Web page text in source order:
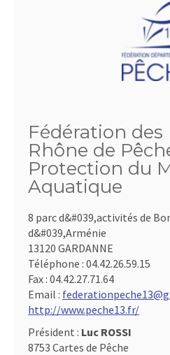
Fédération des
Rhône de
Protection du
Aquatique
8 parc d&#039,activités de
d&#039,Arménie
13120 GARDANNE
Téléphone : 04.42.26.59.15
Fax : 04.42.27.71.64
Email :
http://www.peche13.fr/
Président : Luc ROSSI
8753 Cartes de Pêche